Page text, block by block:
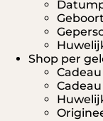
Shop per